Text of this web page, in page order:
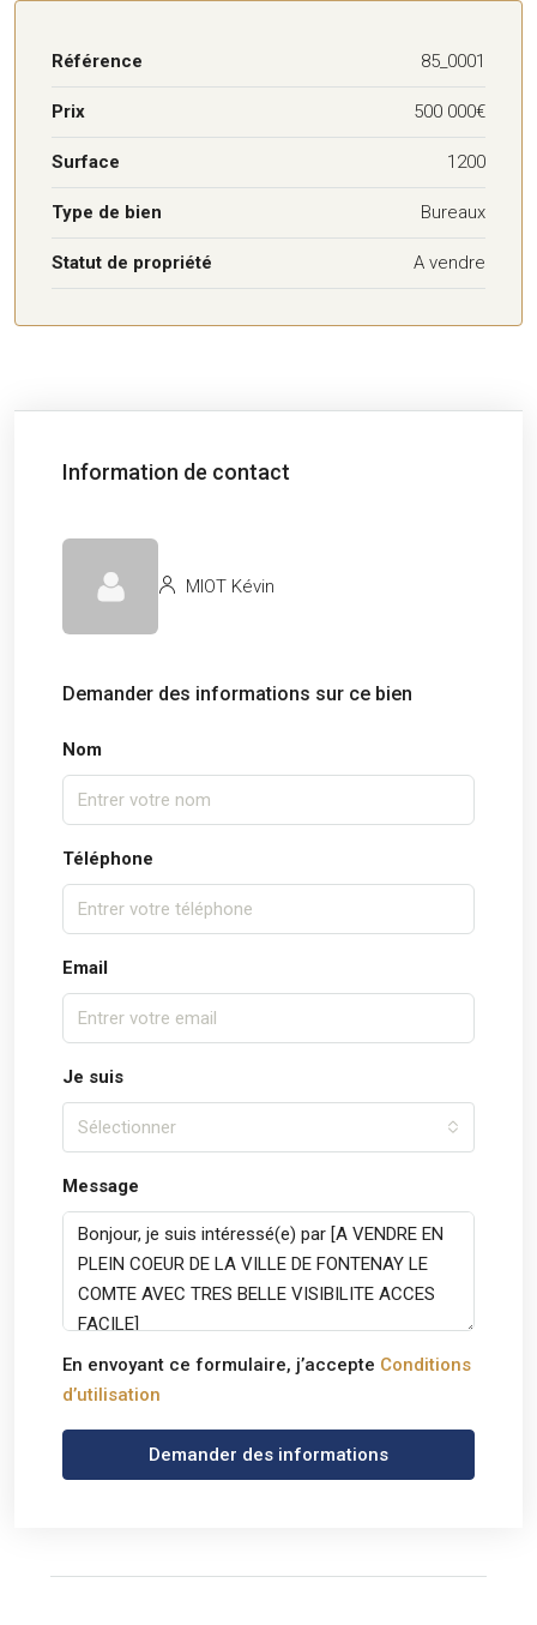
Référence 85_0001
Prix 500 000€
Surface 1200
Type de bien Bureaux
Statut de propriété A vendre
Information de contact
MIOT Kévin
Demander des informations sur ce bien
Nom
Téléphone
Email
Je suis
Sélectionner
Message
En envoyant ce formulaire, j’accepte Conditions
d’utilisation
Demander des informations